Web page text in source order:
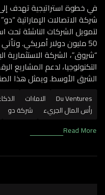
في خطوة استراتيجية تهدف إلى
شركة الاتصالات الإماراتية
50 مليون دولار أمريكي.
“شروق”، الشركة
التكنولوجيا، لدعم المشاريع
الشرق الأوسط. ويمثل هذا
Du Ventures الإمارات
رأس المال الجريء
شركة دو
Read More